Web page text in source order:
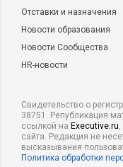
Отставки и назначения
Новости образования
Новости Сообщества
HR-новости
Свидетельство о
38751. Републикация
ссылкой на Executive.ru
сайта. Редакция не
высказывания
Политика обработки